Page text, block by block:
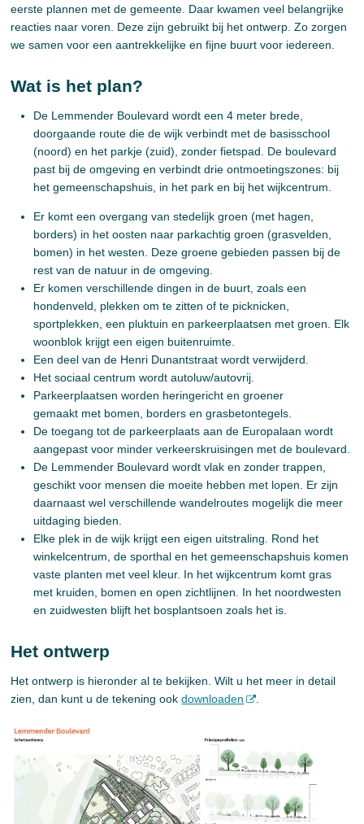
eerste plannen met de gemeente. Daar kwamen veel belangrijke
reacties naar voren. Deze zijn gebruikt bij het ontwerp. Zo zorgen
we samen voor een aantrekkelijke en fijne buurt voor iedereen.
Wat is het plan?
De Lemmender Boulevard wordt een 4 meter brede,
doorgaande route die de wijk verbindt met de basisschool
(noord) en het parkje (zuid), zonder fietspad. De boulevard
past bij de omgeving en verbindt drie ontmoetingszones: bij
het gemeenschapshuis, in het park en bij het wijkcentrum.
Er komt een overgang van stedelijk groen (met hagen,
borders) in het oosten naar parkachtig groen (grasvelden,
bomen) in het westen. Deze groene gebieden passen bij de
rest van de natuur in de omgeving.
Er komen verschillende dingen in de buurt, zoals een
hondenveld, plekken om te zitten of te picknicken,
sportplekken, een pluktuin en parkeerplaatsen met groen. Elk
woonblok krijgt een eigen buitenruimte.
Een deel van de Henri Dunantstraat wordt verwijderd.
Het sociaal centrum wordt autoluw/autovrij.
Parkeerplaatsen worden heringericht en groener
gemaakt met bomen, borders en grasbetontegels.
De toegang tot de parkeerplaats aan de Europalaan wordt
aangepast voor minder verkeerskruisingen met de boulevard.
De Lemmender Boulevard wordt vlak en zonder trappen,
geschikt voor mensen die moeite hebben met lopen. Er zijn
daarnaast wel verschillende wandelroutes mogelijk die meer
uitdaging bieden.
Elke plek in de wijk krijgt een eigen uitstraling. Rond het
winkelcentrum, de sporthal en het gemeenschapshuis komen
vaste planten met veel kleur. In het wijkcentrum komt gras
met kruiden, bomen en open zichtlijnen. In het noordwesten
en zuidwesten blijft het bosplantsoen zoals het is.
Het ontwerp
Het ontwerp is hieronder al te bekijken. Wilt u het meer in detail
zien, dan kunt u de tekening ookdownloaden